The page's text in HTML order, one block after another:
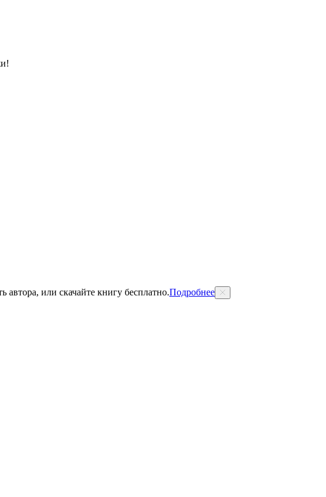
автора, или скачайте книгу бесплатно.Подробнее